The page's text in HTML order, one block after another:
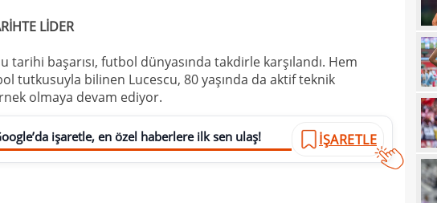
LİDER
tarihi başarısı, futbol dünyasında takdirle karşılandı. Hem
tutkusuyla bilinen Lucescu, 80 yaşında da aktif teknik
olmaya devam ediyor.
işaretle, en özel haberlere ilk sen ulaş! İŞARETLE